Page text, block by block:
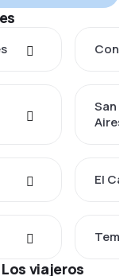
San
Aires
El
viajeros